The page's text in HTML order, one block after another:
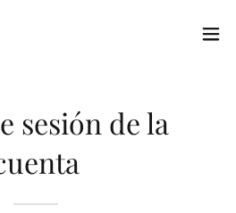
sesión de la